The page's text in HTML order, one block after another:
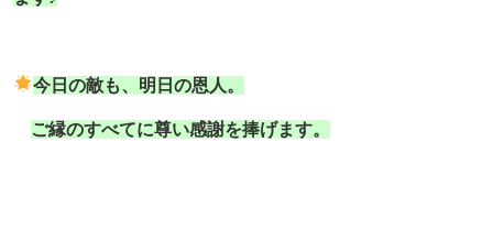
今日の敵も、明日の恩人。
ご縁のすべてに尊い感謝を捧げます。